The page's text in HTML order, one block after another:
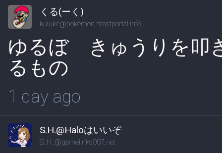
くる(ーく)
kuluke@pokemon.mastportal.info
ゆるぼ きゅうりを叩
るもの
1 day ago
S.H.@Haloはいいぞ
S_H_@gamelinks007.net